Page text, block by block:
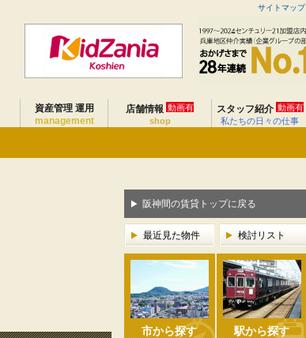
サイトマップ
資産管理 運用
management
店舗情報 動画有
shop
スタッフ紹介 動画有
私たちの日々の仕事
阪神間の賃貸トップに戻る
最近見た物件 検討リスト
市から探す 駅から探す